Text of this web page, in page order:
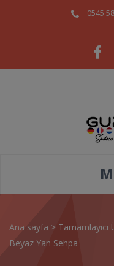
0545
Ana sayfa > Tamamlayıcı
Beyaz Yan Sehpa